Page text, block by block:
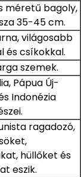
méretű bagoly,
35-45 cm.
világosabb
és csíkokkal.
szemek.
Pápua Új-
Indonézia
ragadozó,
hüllőket és
eszik.